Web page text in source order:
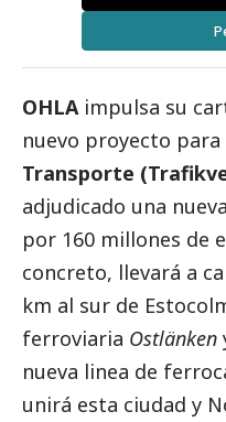
OHLAimpulsa su
nuevo proyecto para
Transporte
adjudicado una
por 160 millones de
concreto, llevará a
km al sur de
ferroviaria Ostlänken
nueva linea de
unirá esta ciudad y